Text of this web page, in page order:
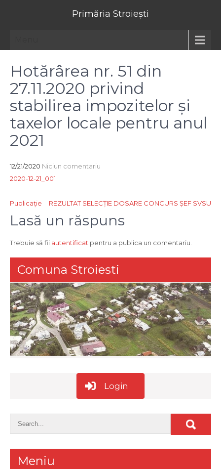
Primăria Stroiești
Hotărârea nr. 51 din
27.11.2020 privind
stabilirea impozitelor și
taxelor locale pentru anul
2021
12/21/2020 Niciun comentariu
2020-12-21_001
Navigare
în
Publicație REZULTAT SELECȚIE DOSARE CONCURS ȘEF SVSU
Lasă un răspuns
Trebuie să fii autentificat pentru a publica un comentariu.
Comuna Stroiesti
Login
Meniu